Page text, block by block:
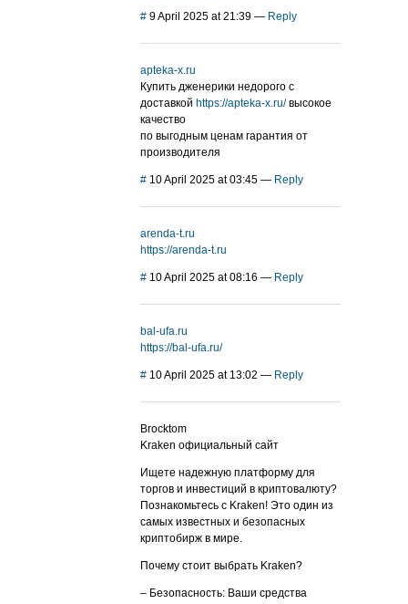
# 9 April 2025 at 21:39 — Reply
apteka-x.ru
Купить дженерики недорого с
доставкой https://apteka-x.ru/высокое
качество
по выгодным ценам гарантия от
производителя
# 10 April 2025 at 03:45 — Reply
arenda-t.ru
https://arenda-t.ru
# 10 April 2025 at 08:16 — Reply
bal-ufa.ru
https://bal-ufa.ru/
# 10 April 2025 at 13:02 — Reply
Brocktom
Kraken официальный сайт
Ищете надежную платформу для
торгов и инвестиций в криптовалюту?
Познакомьтесь с Kraken! Это один из
самых известных и безопасных
криптобирж в мире.
Почему стоит выбрать Kraken?
– Безопасность: Ваши средства